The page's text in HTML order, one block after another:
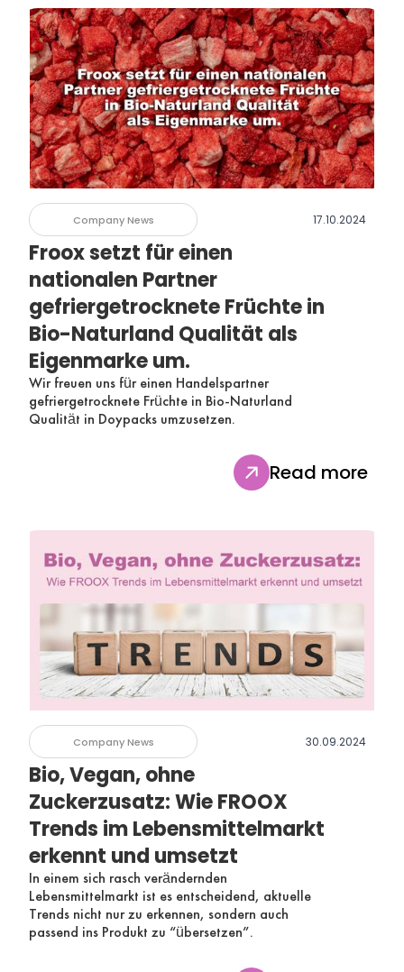
Company News 17.10.2024
Froox setzt für einen
nationalen Partner
gefriergetrocknete Früchte in
Bio-Naturland Qualität als
Eigenmarke um.
Wir freuen uns für einen Handelspartner
gefriergetrocknete Früchte in Bio-Naturland
Qualität in Doypacks umzusetzen.
Read more
Company News 30.09.2024
Bio, Vegan, ohne
Zuckerzusatz: Wie FROOX
Trends im Lebensmittelmarkt
erkennt und umsetzt
In einem sich rasch verändernden
Lebensmittelmarkt ist es entscheidend, aktuelle
Trends nicht nur zu erkennen, sondern auch
passend ins Produkt zu “übersetzen”.